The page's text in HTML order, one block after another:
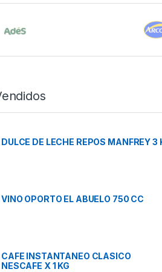
DULCE DE LECHE REPOS MANFREY 3
VINO OPORTO EL ABUELO 750 CC
CAFE INSTANTANEO CLASICO
NESCAFE X 1 KG